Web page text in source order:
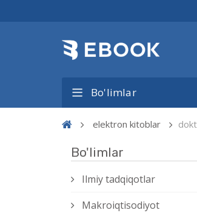
Bo'limlar
elektron kitoblar
Bo'limlar
Ilmiy tadqiqotlar
Makroiqtisodiyot